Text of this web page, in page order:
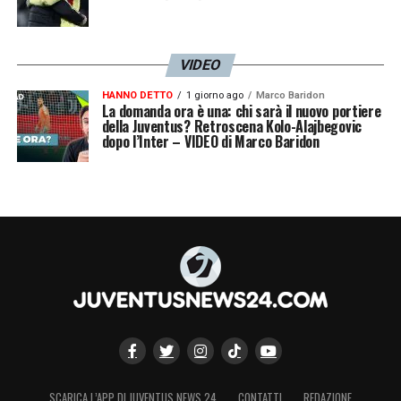
VIDEO
HANNO DETTO 1 giorno ago Marco Baridon
La domanda ora è una: chi sarà il nuovo portiere
della Juventus? Retroscena Kolo-Alajbegovic
dopo l’Inter – VIDEO di Marco Baridon